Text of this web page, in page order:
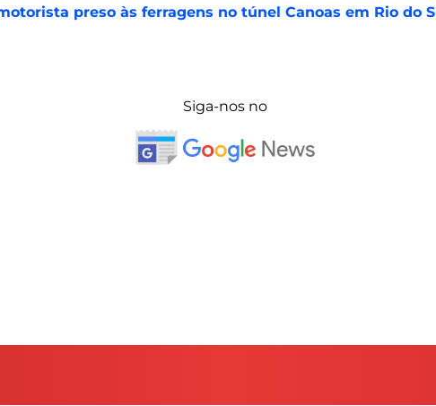
preso às ferragens no túnel Canoas em Rio do
Siga-nos no